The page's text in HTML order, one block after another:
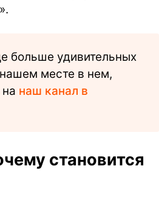
больше удивительных
месте в нем,
наш канал в
становится